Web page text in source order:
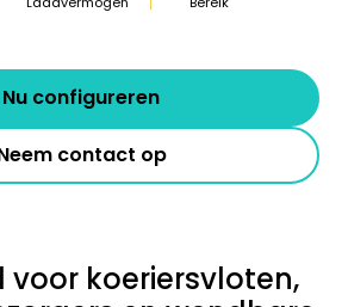
Nu configureren
contact op
voor koeriersvloten,